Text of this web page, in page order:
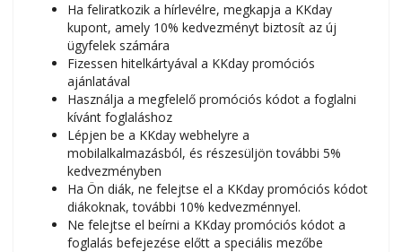
Ha feliratkozik a hírlevélre, megkapja a KKday
kupont, amely 10% kedvezményt biztosít az új
ügyfelek számára
Fizessen hitelkártyával a KKday promóciós
ajánlatával
Használja a megfelelő promóciós kódot a foglalni
kívánt foglaláshoz
Lépjen be a KKday webhelyre a
mobilalkalmazásból, és részesüljön további 5%
kedvezményben
Ha Ön diák, ne felejtse el a KKday promóciós kódot
diákoknak, további 10% kedvezménnyel.
Ne felejtse el beírni a KKday promóciós kódot a
foglalás befejezése előtt a speciális mezőbe